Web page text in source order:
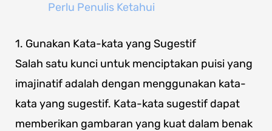
Perlu Penulis Ketahui
1. Gunakan Kata-kata yang Sugestif
Salah satu kunci untuk menciptakan puisi yang
imajinatif adalah dengan menggunakan kata-
kata yang sugestif. Kata-kata sugestif dapat
memberikan gambaran yang kuat dalam benak